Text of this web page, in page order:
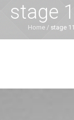
stage
Home / stage